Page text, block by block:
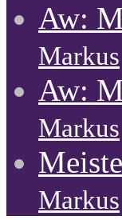
Aw:
Markus
Aw:
Markus
Markus